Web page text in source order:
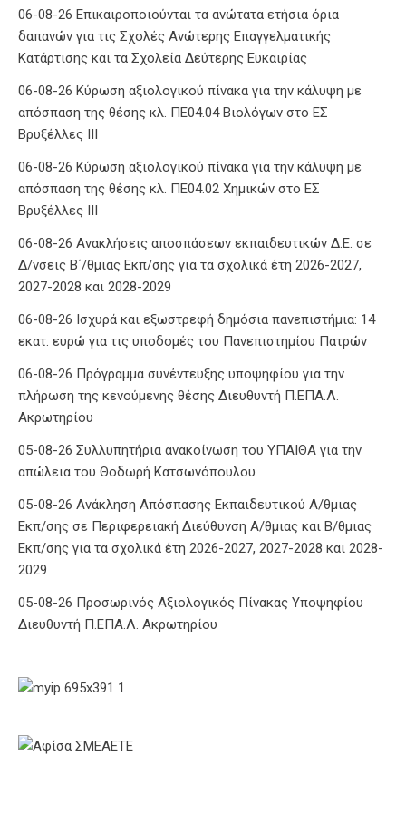
06-08-26 Επικαιροποιούνται τα ανώτατα ετήσια όρια
δαπανών για τις Σχολές Ανώτερης Επαγγελματικής
Κατάρτισης και τα Σχολεία Δεύτερης Ευκαιρίας
06-08-26 Κύρωση αξιολογικού πίνακα για την κάλυψη με
απόσπαση της θέσης κλ. ΠΕ04.04 Βιολόγων στο ΕΣ
Βρυξέλλες ΙΙΙ
06-08-26 Κύρωση αξιολογικού πίνακα για την κάλυψη με
απόσπαση της θέσης κλ. ΠΕ04.02 Χημικών στο ΕΣ
Βρυξέλλες ΙΙΙ
06-08-26 Ανακλήσεις αποσπάσεων εκπαιδευτικών Δ.Ε. σε
Δ/νσεις Β΄/θμιας Εκπ/σης για τα σχολικά έτη 2026-2027,
2027-2028 και 2028-2029
06-08-26 Ισχυρά και εξωστρεφή δημόσια πανεπιστήμια: 14
εκατ. ευρώ για τις υποδομές του Πανεπιστημίου Πατρών
06-08-26 Πρόγραμμα συνέντευξης υποψηφίου για την
πλήρωση της κενούμενης θέσης Διευθυντή Π.ΕΠΑ.Λ.
Ακρωτηρίου
05-08-26 Συλλυπητήρια ανακοίνωση του ΥΠΑΙΘΑ για την
απώλεια του Θοδωρή Κατσωνόπουλου
05-08-26 Ανάκληση Απόσπασης Εκπαιδευτικού Α/θμιας
Εκπ/σης σε Περιφερειακή Διεύθυνση Α/θμιας και Β/θμιας
Εκπ/σης για τα σχολικά έτη 2026-2027, 2027-2028 και 2028-
2029
05-08-26 Προσωρινός Αξιολογικός Πίνακας Υποψηφίου
Διευθυντή Π.ΕΠΑ.Λ. Ακρωτηρίου